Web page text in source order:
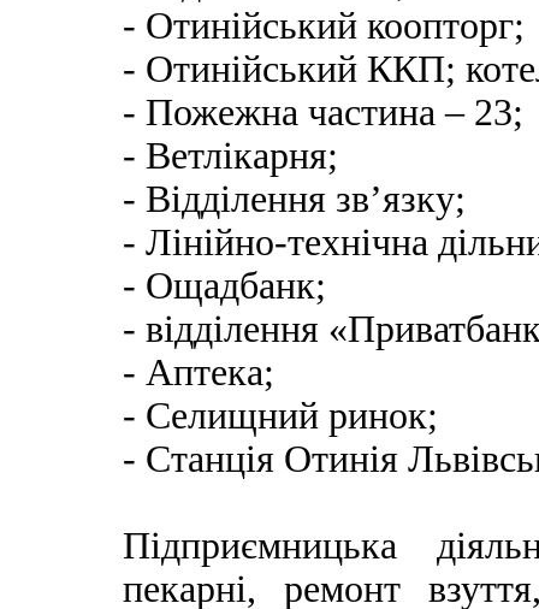
- Отинійський коопторг;
- Отинійський ККП;
- Пожежна частина – 23;
- Ветлікарня;
- Відділення зв’язку;
- Лінійно-технічна
- Ощадбанк;
- відділення
- Аптека;
- Селищний ринок;
- Станція Отинія
Підприємницька
пекарні, ремонт